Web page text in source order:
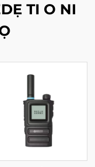
TI O NI